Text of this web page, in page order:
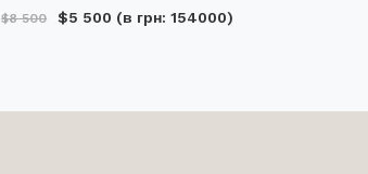
$8 500 $5 500 (в грн: 154000)